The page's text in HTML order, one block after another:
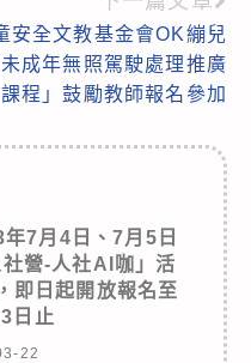
安全文教基金會OK繃兒
成年無照駕駛處理推廣
課程」鼓勵教師報名參加
7月4日、7月5日
營-人社AI咖」活
即日起開放報名至
日止
22